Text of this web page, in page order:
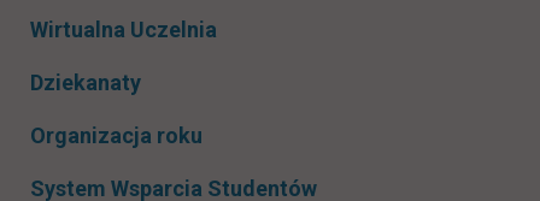
Pomiń
Wirtualna Uczelnia
Dziekanaty
Organizacja roku
System Wsparcia Studentów